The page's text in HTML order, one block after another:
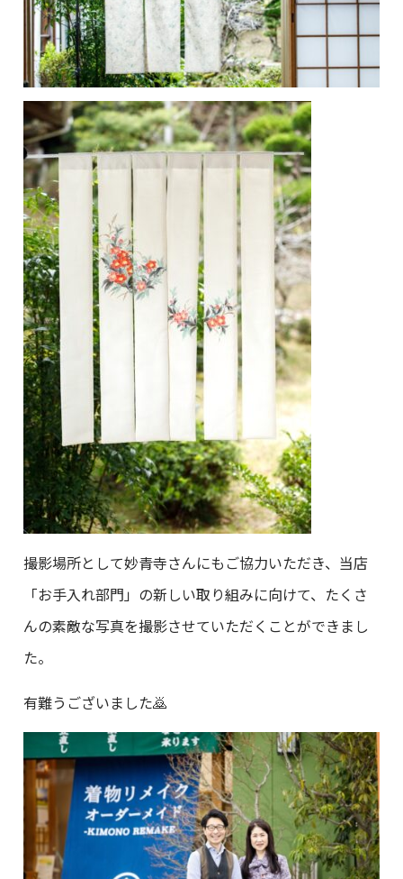
撮影場所として妙青寺さんにもご協力いただき、当店
「お手入れ部門」の新しい取り組みに向けて、たくさ
んの素敵な写真を撮影させていただくことができまし
た。
有難うございました🙇